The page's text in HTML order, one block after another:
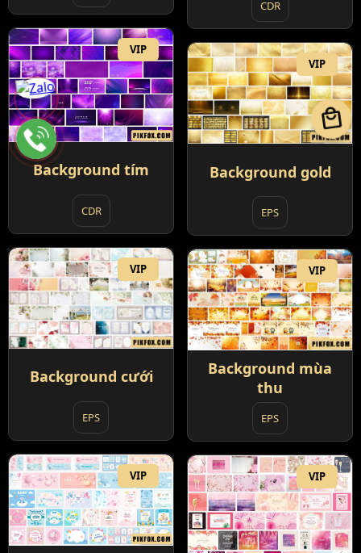
CDR
VIP
Background tím
CDR
VIP
Background gold
EPS
VIP
Background cưới
EPS
VIP
Background mùa
thu
EPS
VIP VIP
local_mall